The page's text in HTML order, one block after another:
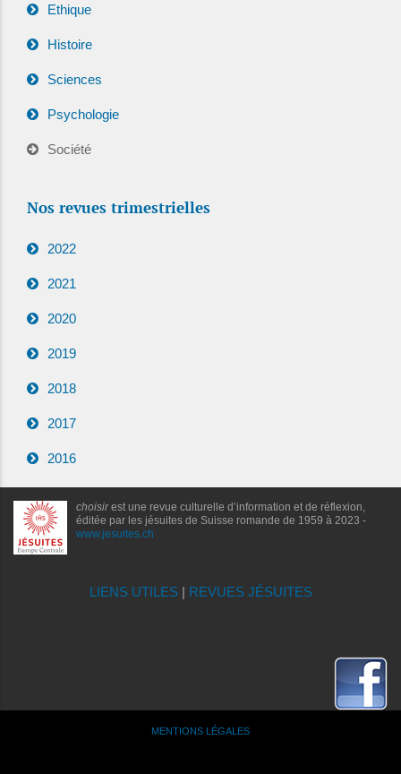
Ethique
Histoire
Sciences
Psychologie
Société
Nos revues trimestrielles
2022
2021
2020
2019
2018
2017
2016
choisirest une revue culturelle d’information et de réflexion,
éditée par les jésuites de Suisse romande de 1959 à 2023 -
www.jesuites.ch
LIENS UTILES| REVUES JÉSUITES
MENTIONS LÉGALES